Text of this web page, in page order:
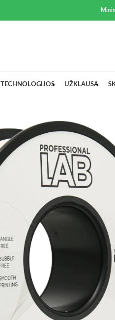
TECHNOLOGIJOS UŽKLAUSA